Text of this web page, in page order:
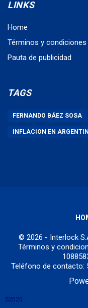
LINKS
Home
Términos y condiciones
Pauta de publicidad
TAGS
FERNANDO BÁEZ SOSA
INFLACION EN
© 2026 - Interlock
Términos y
Teléfono de contacto:
S2020